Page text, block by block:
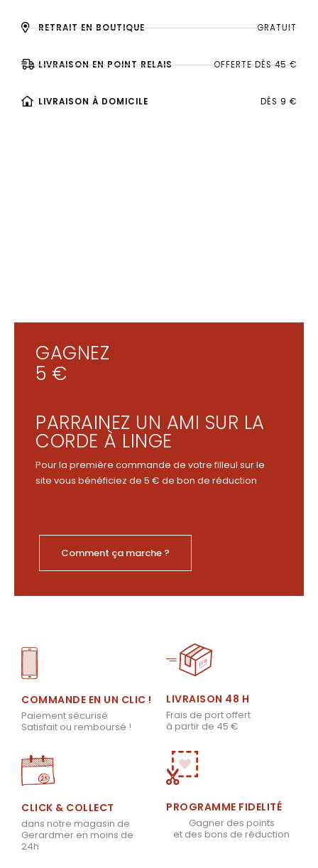
RETRAIT EN BOUTIQUE GRATUIT
LIVRAISON EN POINT RELAIS OFFERTE DÈS 45 €
LIVRAISON À DOMICILE DÈS 9 €
GAGNEZ
5 €
PARRAINEZ UN AMI SUR LA
CORDE À LINGE
Pour la première commande de votre filleul sur le
site vous bénéficiez de 5 € de bon de réduction
Comment ça marche ?
COMMANDE EN UN CLIC !
Paiement sécurisé
Satisfait ou remboursé !
LIVRAISON 48 H
Frais de port offert
à partir de 45 €
CLICK & COLLECT
dans notre magasin de
Gerardmer en moins de
24h
PROGRAMME FIDELITÉ
Gagner des points
et des bons de réduction